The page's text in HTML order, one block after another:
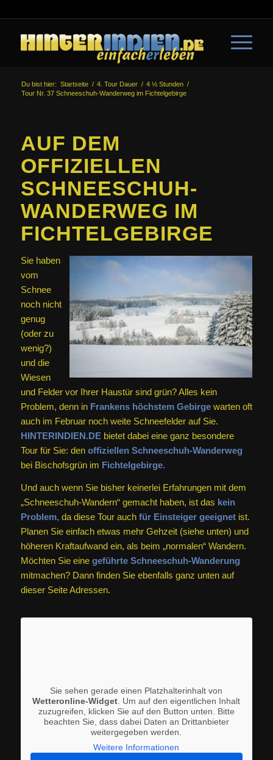
Du bist hier: Startseite / 4. Tour Dauer / 4 ½ Stunden /
Tour Nr. 37 Schneeschuh-Wanderweg im Fichtelgebirge
AUF DEM
OFFIZIELLEN
SCHNEESCHUH-
WANDERWEG IM
FICHTELGEBIRGE
Sie haben
vom
Schnee
noch nicht
genug
(oder zu
wenig?)
und die
Wiesen
und Felder vor Ihrer Haustür sind grün? Alles kein
Problem, denn in Frankens höchstem Gebirgewarten oft
auch im Februar noch weite Schneefelder auf Sie.
HINTERINDIEN.DEbietet dabei eine ganz besondere
Tour für Sie: den offiziellen Schneeschuh-Wanderweg
bei Bischofsgrün im Fichtelgebirge.
Und auch wenn Sie bisher keinerlei Erfahrungen mit dem
„Schneeschuh-Wandern“ gemacht haben, ist das kein
Problem,da diese Tour auchfür Einsteiger geeignetist.
Planen Sie einfach etwas mehr Gehzeit (siehe unten) und
höheren Kraftaufwand ein, als beim „normalen“ Wandern.
Möchten Sie eine geführte Schneeschuh-Wanderung
mitmachen? Dann finden Sie ebenfalls ganz unten auf
dieser Seite Adressen.
Sie sehen gerade einen Platzhalterinhalt von
Wetteronline-Widget . Um auf den eigentlichen Inhalt
zuzugreifen, klicken Sie auf den Button unten. Bitte
beachten Sie, dass dabei Daten an Drittanbieter
weitergegeben werden.
Weitere Informationen